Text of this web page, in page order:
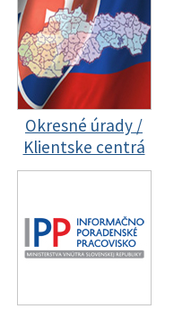
Okresné úrady /
Klientske centrá